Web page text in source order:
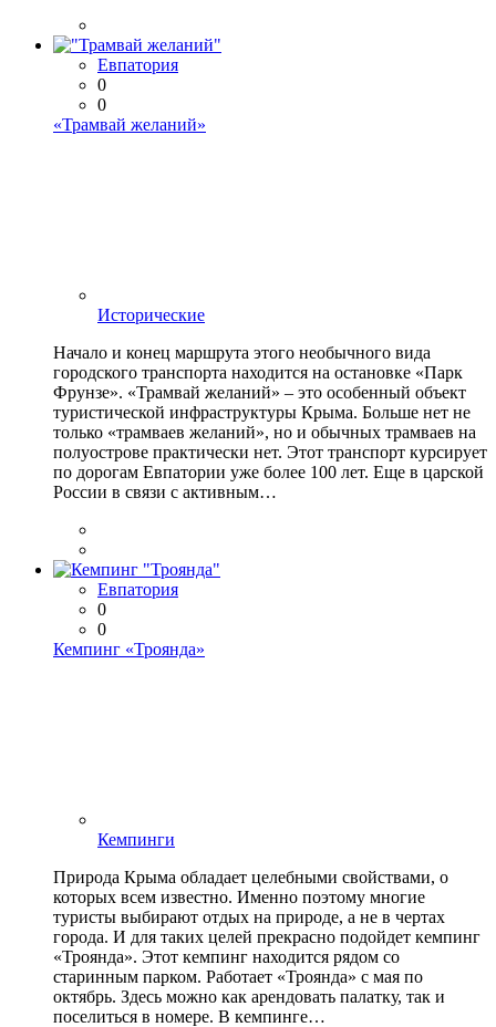
Евпатория
0
0
«Трамвай желаний»
Исторические
Начало и конец маршрута этого необычного вида
городского транспорта находится на остановке «Парк
Фрунзе». «Трамвай желаний» – это особенный объект
туристической инфраструктуры Крыма. Больше нет не
только «трамваев желаний», но и обычных трамваев на
полуострове практически нет. Этот транспорт курсирует
по дорогам Евпатории уже более 100 лет. Еще в царской
России в связи с активным…
Евпатория
0
0
Кемпинг «Троянда»
Кемпинги
Природа Крыма обладает целебными свойствами, о
которых всем известно. Именно поэтому многие
туристы выбирают отдых на природе, а не в чертах
города. И для таких целей прекрасно подойдет кемпинг
«Троянда». Этот кемпинг находится рядом со
старинным парком. Работает «Троянда» с мая по
октябрь. Здесь можно как арендовать палатку, так и
поселиться в номере. В кемпинге…